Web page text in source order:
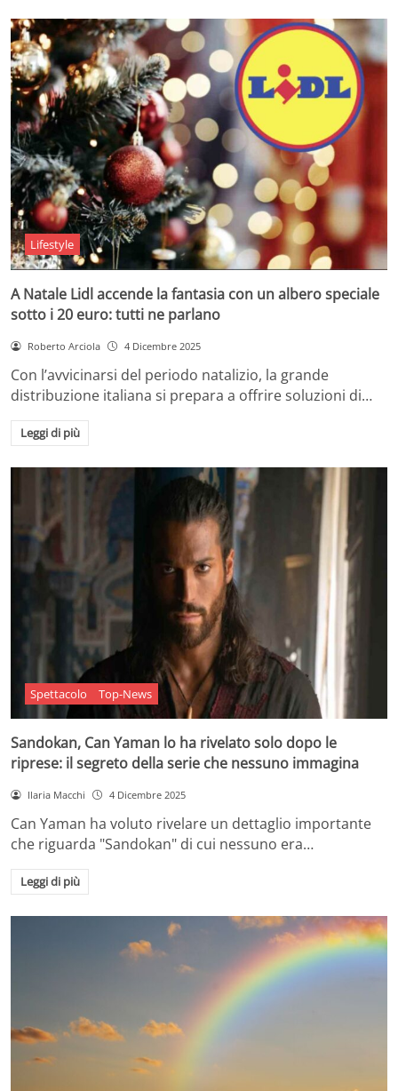
Lifestyle
A Natale Lidl accende la fantasia con un albero speciale
sotto i 20 euro: tutti ne parlano
Roberto Arciola 4 Dicembre 2025
Con l’avvicinarsi del periodo natalizio, la grande
distribuzione italiana si prepara a offrire soluzioni di…
Leggi di più
Spettacolo Top-News
Sandokan, Can Yaman lo ha rivelato solo dopo le
riprese: il segreto della serie che nessuno immagina
Ilaria Macchi 4 Dicembre 2025
Can Yaman ha voluto rivelare un dettaglio importante
che riguarda "Sandokan" di cui nessuno era…
Leggi di più